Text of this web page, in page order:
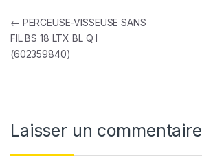
Navigation de l’article
← PERCEUSE-VISSEUSE SANS
FIL BS 18 LTX BL Q I
(602359840)
Laisser un commentaire